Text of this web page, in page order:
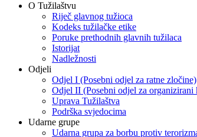
O Tužilaštvu
Riječ glavnog tužioca
Kodeks tužilačke etike
Poruke prethodnih glavnih tužilaca
Istorijat
Nadležnosti
Odjeli
Odjel I (Posebni odjel za ratne zločine)
Odjel II (Posebni odjel za
Uprava Tužilaštva
Podrška svjedocima
Udarne grupe
Udarna grupa za borbu protiv